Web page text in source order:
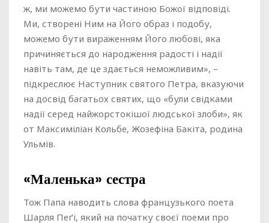
ж, ми можемо бути частиною Божої відповіді.
Ми, створені Ним на Його образ і подобу,
можемо бути вираженням Його любові, яка
причиняється до народження радості і надії
навіть там, де це здається неможливим», –
підкреслює Наступник святого Петра, вказуючи
на досвід багатьох святих, що «були свідками
надії серед найжорстокішої людської злоби», як
от Максиміліан Кольбе, Жозефіна Бакіта, родина
Ульмів.
«Маленька» сестра
Тож Папа наводить слова французького поета
Шарля Пеґі, який на початку своєї поеми про